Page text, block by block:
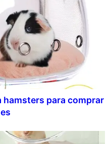
hamsters para comprar